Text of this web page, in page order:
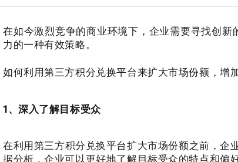
在如今激烈竞争的商业环境下，企业需要寻找创新
力的一种有效策略。
如何利用第三方积分兑换平台来扩大市场份额，增
1、深入了解目标受众
在利用第三方积分兑换平台扩大市场份额之前，企
据分析，企业可以更好地了解目标受众的特点和偏